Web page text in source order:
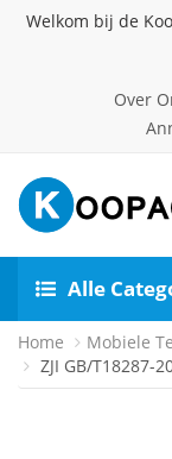
Welkom bij de
Over
Alle
Home Mobiele
ZJI GB/T18287-